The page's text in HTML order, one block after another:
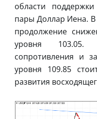
области
пары Доллар Иена. В
продолжение
уровня
сопротивления и
уровня 109.85
развития